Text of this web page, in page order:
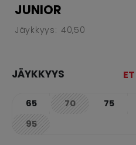
JUNIOR
Jäykkyys: 40,50
JÄYKKYYS
65 70not.available
75
95
not.available